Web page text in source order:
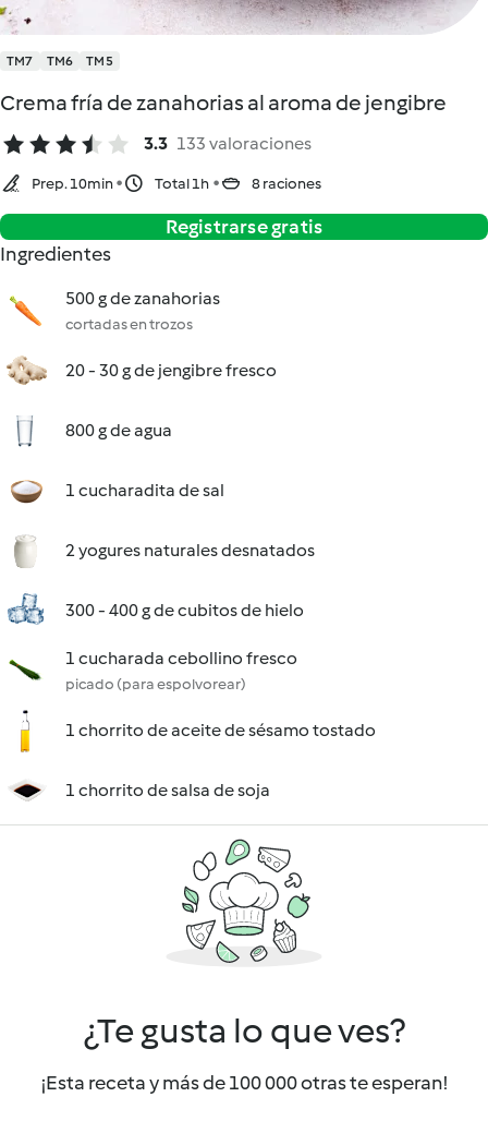
TM7 TM6 TM5
Crema fría de zanahorias al aroma de jengibre
3.3 133 valoraciones
Prep. 10min Total 1h 8 raciones
Registrarse gratis
Ingredientes
500 g de zanahorias
cortadas en trozos
20 - 30 g de jengibre fresco
800 g de agua
1 cucharadita de sal
2 yogures naturales desnatados
300 - 400 g de cubitos de hielo
1 cucharada cebollino fresco
picado (para espolvorear)
1 chorrito de aceite de sésamo tostado
1 chorrito de salsa de soja
¿Te gusta lo que ves?
¡Esta receta y más de 100 000 otras te esperan!